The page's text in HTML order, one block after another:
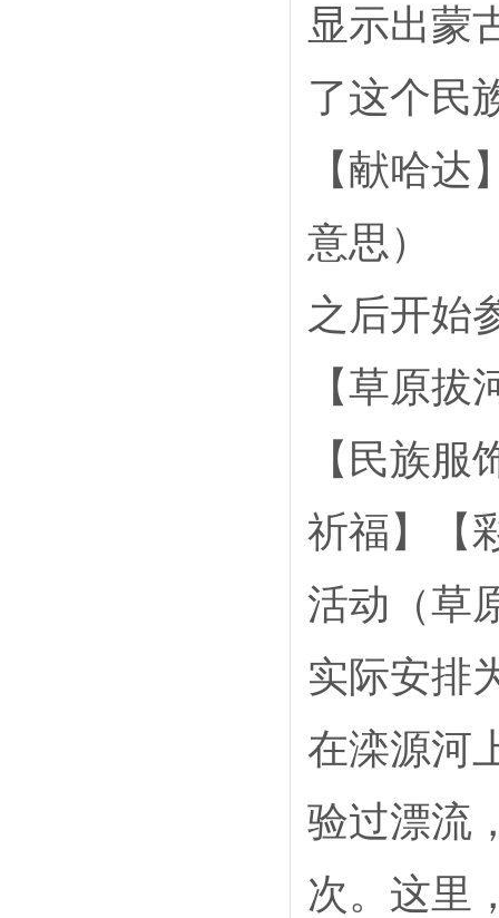
显示出蒙
了这个民
【献哈
意思）
之后开始
【草原
【民族
祈福】【
活动（草
实际安排
在滦源河
验过漂流
次。这里